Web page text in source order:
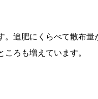
追肥にくらべて散布量
ろも増えています。